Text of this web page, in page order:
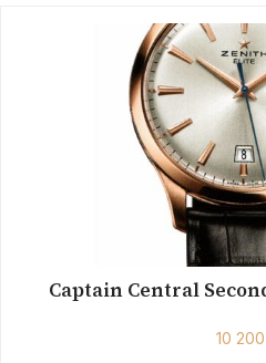
Captain Central Second
10